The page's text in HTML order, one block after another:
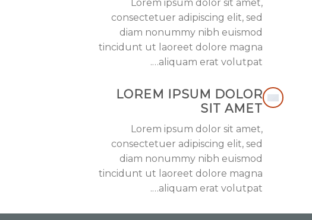
Lorem ipsum dolor sit amet,
consectetuer adipiscing elit, sed
diam nonummy nibh euismod
tincidunt ut laoreet dolore magna
aliquam erat volutpat….
LOREM IPSUM DOLOR
SIT AMET
Lorem ipsum dolor sit amet,
consectetuer adipiscing elit, sed
diam nonummy nibh euismod
tincidunt ut laoreet dolore magna
aliquam erat volutpat….